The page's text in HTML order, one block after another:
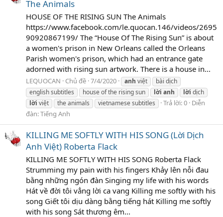
The Animals
HOUSE OF THE RISING SUN The Animals
https://www.facebook.com/le.quocan.146/videos/2695
90920867199/ The “House Of The Rising Sun” is about
a women's prison in New Orleans called the Orleans
Parish women's prison, which had an entrance gate
adorned with rising sun artwork. There is a house in...
LEQUOCAN Chủ đề 7/4/2020 anh việt
bài dịch
english subtitles
house of the rising sun lời anh lời dịch
lời việt the animals vietnamese subtitles Trả lời: 0 Diễn
đàn:Tiếng Anh
KILLING ME SOFTLY WITH HIS SONG (Lời Dịch
Anh Việt) Roberta Flack
KILLING ME SOFTLY WITH HIS SONG Roberta Flack
Strumming my pain with his fingers Khảy lên nỗi đau
bằng những ngón đàn Singing my life with his words
Hát về đời tôi vẳng lời ca vang Killing me softly with his
song Giết tôi dịu dàng bằng tiếng hát Killing me softly
with his song Sát thương êm...